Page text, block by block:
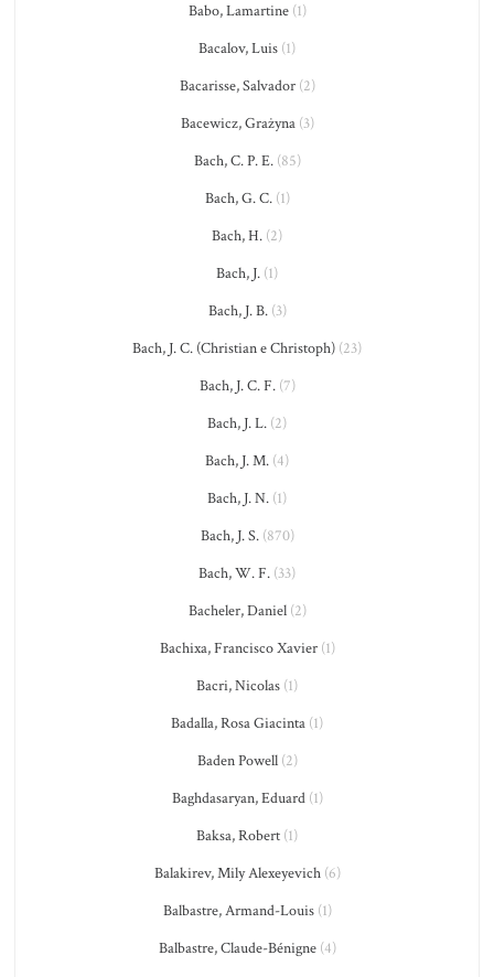
Babo, Lamartine(1)
Bacalov, Luis (1)
Bacarisse, Salvador(2)
Bacewicz, Grażyna(3)
Bach, C. P. E.(85)
Bach, G. C.(1)
Bach, H. (2)
Bach, J. (1)
Bach, J. B.(3)
Bach, J. C. (Christian e Christoph) (23)
Bach, J. C. F.(7)
Bach, J. L. (2)
Bach, J. M. (4)
Bach, J. N. (1)
Bach, J. S.(870)
Bach, W. F. (33)
Bacheler, Daniel(2)
Bachixa, Francisco Xavier(1)
Bacri, Nicolas (1)
Badalla, Rosa Giacinta (1)
Baden Powell(2)
Baghdasaryan, Eduard(1)
Baksa, Robert (1)
Balakirev, Mily Alexeyevich(6)
Balbastre, Armand-Louis(1)
Balbastre, Claude-Bénigne(4)